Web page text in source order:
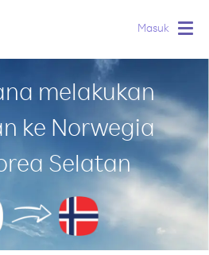
Masuk
melakukan
ke Norwegia
Selatan